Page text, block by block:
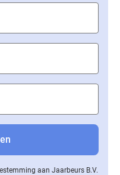
aan Jaarbeurs B.V.